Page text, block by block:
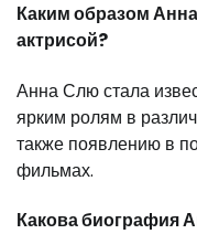
Каким образом
актрисой?
Анна Слю стала
ярким ролям в
также появлению в
фильмах.
Какова биография